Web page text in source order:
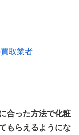
取業者
合った方法で化粧
もらえるようにな